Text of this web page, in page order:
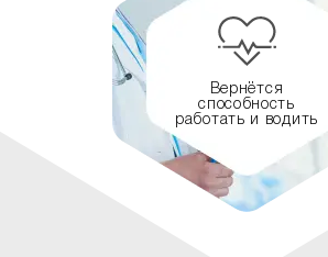
Вернётся
способность
работать и водить